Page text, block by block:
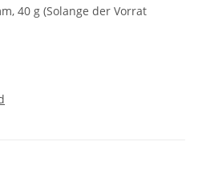
40 g (Solange der Vorrat